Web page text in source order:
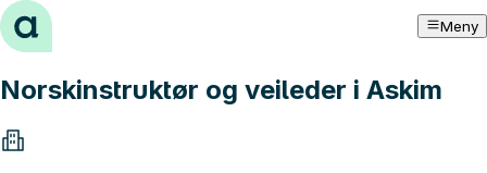
Hopp til innhold Meny
Norskinstruktør og veileder i Askim